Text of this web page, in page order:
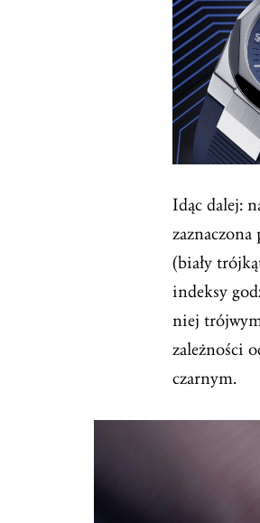
Idąc dalej:
(biały
indeksy
niej
zależności
czarnym.